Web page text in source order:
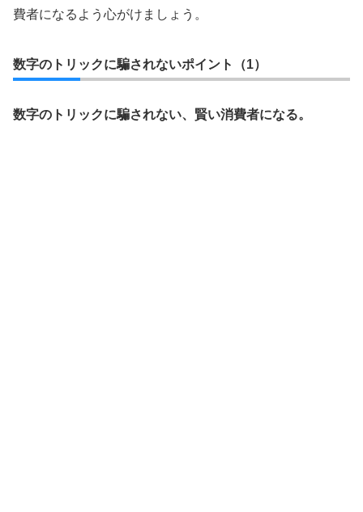
費者になるよう心がけましょう。
数字のトリックに騙されないポイント（1）
数字のトリックに騙されない、賢い消費者になる。